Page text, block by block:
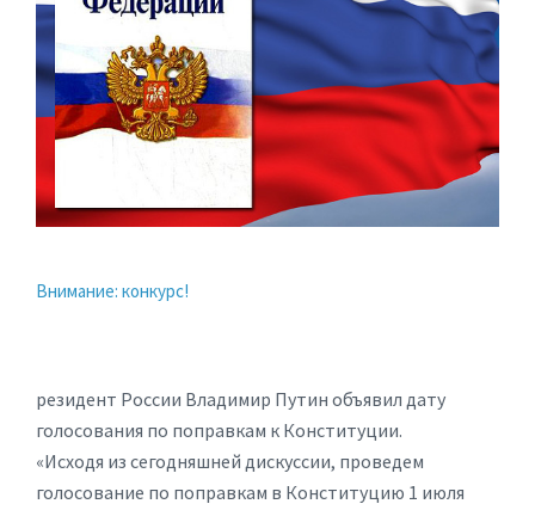
Внимание: конкурс!
резидент России Владимир Путин объявил дату
голосования по поправкам к Конституции.
«Исходя из сегодняшней дискуссии, проведем
голосование по поправкам в Конституцию 1 июля